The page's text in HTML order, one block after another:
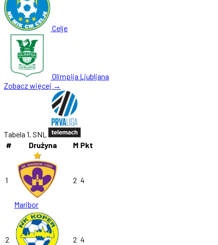
Celje
Olimpija Ljubljana
Zobacz więcej →
Tabela 1. SNL
#
Drużyna M Pkt
1
Maribor
2 4
2 2 4